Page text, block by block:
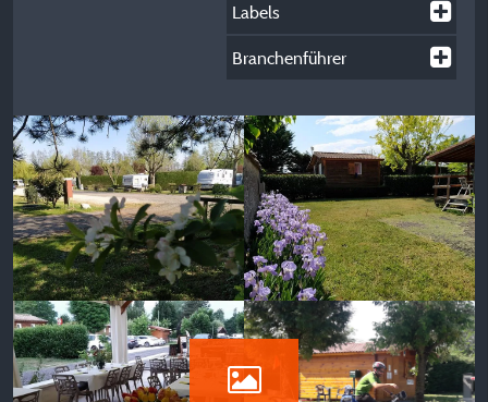
Labels
Branchenführer